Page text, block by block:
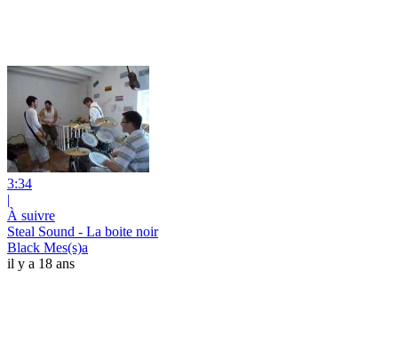
3:34
|
À suivre
Steal Sound - La boite noir
Black Mes(s)a
il y a 18 ans